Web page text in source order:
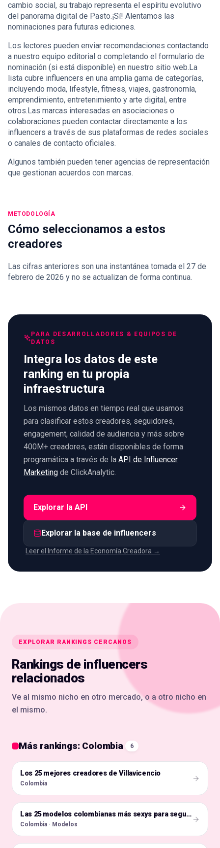
cambio social, su trabajo representa el espíritu evolutivo
del panorama digital de Pasto.¡Sí! Alentamos las
nominaciones para futuras ediciones.
Los lectores pueden enviar recomendaciones contactando
a nuestro equipo editorial o completando el formulario de
nominación (si está disponible) en nuestro sitio web.La
lista cubre influencers en una amplia gama de categorías,
incluyendo moda, lifestyle, fitness, viajes, gastronomía,
emprendimiento, entretenimiento y arte digital, entre
otros.Las marcas interesadas en asociaciones o
colaboraciones pueden contactar directamente a los
influencers a través de sus plataformas de redes sociales
o canales de contacto oficiales.
Algunos también pueden tener agencias de representación
que gestionan acuerdos con marcas.
METODOLOGÍA
Cómo seleccionamos a estos
creadores
Las cifras anteriores son una instantánea tomada el 27 de
febrero de 2026 y no se actualizan de forma continua.
PARA DESARROLLADORES & EQUIPOS DE
DATOS
Integra los datos de este
ranking en tu propia
infraestructura
Los mismos datos en tiempo real que usamos
para clasificar estos creadores, seguidores,
engagement, calidad de audiencia y más sobre
400M+ creadores, están disponibles de forma
programática a través de la API de Influencer
Marketing de ClickAnalytic.
Explorar la API
Explorar la base de influencers
Leer el Informe de la Economía Creadora →
EXPLORAR RANKINGS CERCANOS
Rankings de influencers
relacionados
Ve al mismo nicho en otro mercado, o a otro nicho en
el mismo.
Más rankings: Colombia 6
🇨🇴
Los 25 mejores creadores de Villavicencio
Colombia
🇨🇴 Las 25 modelos colombianas más sexys para seguir en Instagram en 2026
Colombia · Modelos